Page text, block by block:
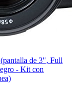
de 3", Full
- Kit con